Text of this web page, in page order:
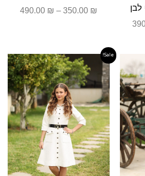
לבן
350.00 ₪
–
490.00 ₪
מחירים:
עד
Sale!
טווח
עד